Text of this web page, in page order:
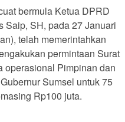
bermula Ketua DPRD
Saip, SH, pada 27 Januari
telah memerintahkan
permintaan Surat
operasional Pimpinan dan
Sumsel untuk 75
Rp100 juta.